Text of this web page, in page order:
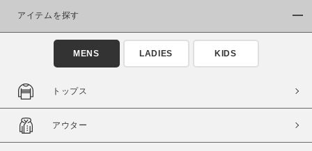
アイテムを探す
MENS LADIES KIDS
トップス
アウター